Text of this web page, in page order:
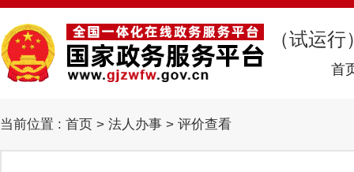
（试运行
首
当前位置 : 首页 > 法人办事 > 评价查看